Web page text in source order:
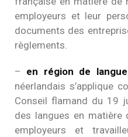
employeurs et leur
documents des
règlements.
– en région de
néerlandais s’applique
Conseil flamand du 19
des langues en matière
employeurs et